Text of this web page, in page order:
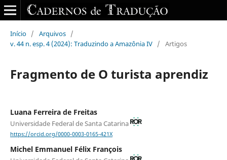
Início / Arquivos /
v. 44 n. esp. 4 (2024): Traduzindo a Amazônia IV / Artigos
Fragmento de O turista aprendiz
Luana Ferreira de Freitas
Universidade Federal de Santa Catarina
https://orcid.org/0000-0003-0165-421X
Michel Emmanuel Félix François